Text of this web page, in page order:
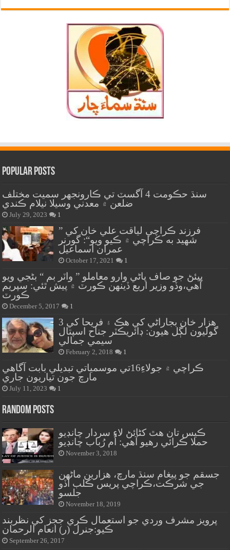
Popular Posts
سنڌ حڪومت 4 آگسٽ تي ڪارونجهر سميت مختلف
ضلعن ۾ معدني وسيلا نيلام ڪندي
July 29, 2023 1
” فرزند ڪراچي لياقت علي خان کي
شهيد به ڪراچي ۾ ڪيو ويو“: گورنر
عمران اسماعيل
October 17, 2021 1
پيئڻ جو صاف پاڻي وارو معاملو ” واٽر بم “ بڻجي ويو
آهي،وڏو وزير اربع ڏينهن ڪورٽ ۾ پيش ٿئي: سپريم
ڪورٽ
December 5, 2017 1
هزار خان بجاراڻي کي هڪ ۽ فريحا کي 3
گوليون لڳل هيون: ڊائريڪٽر جناح اسپتال
سيمي جمالي
February 2, 2018 1
ڪراچي ۾ جولاءِ16تي موسمياتي تبديلي بابت آگاهي
مارچ جون تياريون جاري
July 11, 2023 1
Random Posts
ڪيس تان هٿ کڻائڻ لاءِ سردار چانڊيو
حملا ڪرائي رهيو آهي: اُم رُباب چانڊيو
November 3, 2018
جسقم جو پيغام سنڌ مارچ، هزارين ماڻهن
جي شرڪت،ڪراچي پريس ڪلب آڏو
جلسو
November 18, 2019
پرويز مشرف وردي جو استعمال ڪري ججز کي نظربند
ڪيو:جنرل (ر) انعام الرحمان
September 26, 2017